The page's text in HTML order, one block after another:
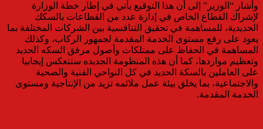
وأشار “الوزير” إلى أن هذا التوقيع يأتي في إطار خطة الوزارة
لإشراك القطاع الخاص في إدارة عدد من القطاعات بالسكك
الحديدية، للمساهمة في تحقيق التنافسية بين الشركات المختلفة بما
يعود على رفع مستوى الخدمة المقدمة لجمهور الركاب، وكذلك
المساهمة في الحفاظ على ممتلكات وأصول مرفق السكه الحديد
وتعظيم مواردها، كما أن هذه المنظومة الجديده ستنعكس إيجابيا
على العاملين بالسكة الحديد في كل النواحي الفنية والصحية
والاجتماعية، بما يخلق بيئة عمل ملائمه تزيد من الإنتاجية ومستوى
الخدمة المقدمة.